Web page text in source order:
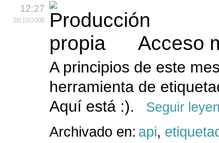
12:27
28/10/2008
Acceso
A principios de este
herramienta de
Aquí está :).
Seguir
Archivado en: api,